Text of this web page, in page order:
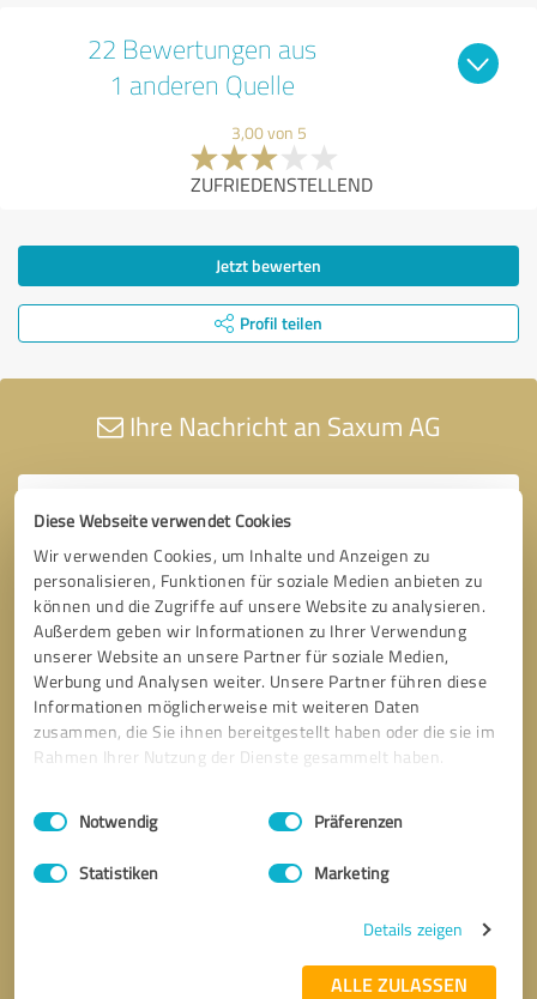
Diese Webseite verwendet Cookies
Wir verwenden Cookies, um Inhalte und Anzeigen zu
personalisieren, Funktionen für soziale Medien anbieten zu
können und die Zugriffe auf unsere Website zu analysieren.
Außerdem geben wir Informationen zu Ihrer Verwendung
unserer Website an unsere Partner für soziale Medien,
Werbung und Analysen weiter. Unsere Partner führen diese
Informationen möglicherweise mit weiteren Daten
zusammen, die Sie ihnen bereitgestellt haben oder die sie im
Rahmen Ihrer Nutzung der Dienste gesammelt haben.
Impressum Datenschutzbestimmungen
Einwilligungsauswahl
Notwendig Präferenzen
Statistiken Marketing
Details zeigen
ALLE ZULASSEN
22 Bewertungen aus
1 anderen Quelle
3,00 von 5
ZUFRIEDENSTELLEND
Jetzt bewerten
Profil teilen
Ihre Nachricht an Saxum AG
* Erforderliche Angaben